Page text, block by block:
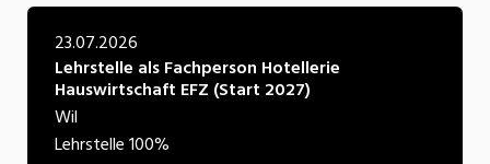
Natur
23.07.2026
Lehrstelle als Fachperson Hotellerie
Hauswirtschaft EFZ (Start 2027)
Wil
Lehrstelle100%